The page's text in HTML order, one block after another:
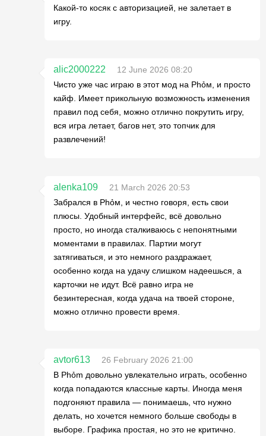
Какой-то косяк с авторизацией, не залетает в
игру.
alic2000222
12 June 2026 08:20
Чисто уже час играю в этот мод на Phỏм, и просто
кайф. Имеет прикольную возможность изменения
правил под себя, можно отлично покрутить игру,
вся игра летает, багов нет, это топчик для
развлечений!
alenka109
21 March 2026 20:53
Забрался в Phỏм, и честно говоря, есть свои
плюсы. Удобный интерфейс, всё довольно
просто, но иногда сталкиваюсь с непонятными
моментами в правилах. Партии могут
затягиваться, и это немного раздражает,
особенно когда на удачу слишком надеешься, а
карточки не идут. Всё равно игра не
безинтересная, когда удача на твоей стороне,
можно отлично провести время.
avtor613
26 February 2026 21:00
В Phỏm довольно увлекательно играть, особенно
когда попадаются классные карты. Иногда меня
подгоняют правила — понимаешь, что нужно
делать, но хочется немного больше свободы в
выборе. Графика простая, но это не критично.